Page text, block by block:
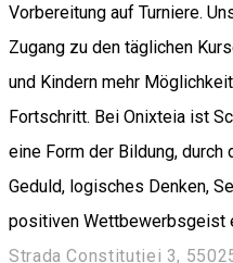
Vorbereitung auf Turniere.
Zugang zu den täglichen
und Kindern mehr
Fortschritt. Bei Onixteia ist
eine Form der Bildung, durch
Geduld, logisches Denken,
positiven Wettbewerbsgeist
Strada Constituției 3,